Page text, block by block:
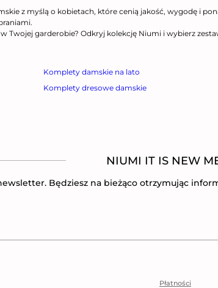
z myślą o kobietach, które cenią jakość, wygodę i
Twojej garderobie? Odkryj kolekcję Niumi i wybierz
Komplety damskie na lato
Komplety dresowe damskie
NIUMI IT IS NEW
Będziesz na bieżąco otrzymując
Płatności